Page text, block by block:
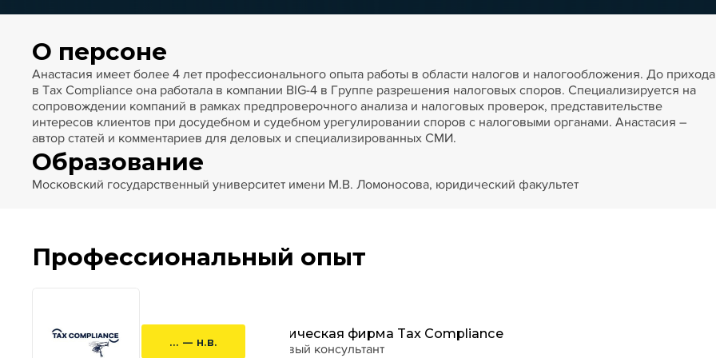
О персоне
Анастасия имеет более 4 лет профессионального опыта работы в области налогов и налогообложения. До прихода
в Tax Compliance она работала в компании BIG-4 в Группе разрешения налоговых споров. Специализируется на
сопровождении компаний в рамках предпроверочного анализа и налоговых проверок, представительстве
интересов клиентов при досудебном и судебном урегулировании споров с налоговыми органами. Анастасия –
автор статей и комментариев для деловых и специализированных СМИ.
Образование
Московский государственный университет имени М.В. Ломоносова, юридический факультет
Профессиональный опыт
... — н.в.
Юридическая фирма Tax Compliance
налоговый консультант